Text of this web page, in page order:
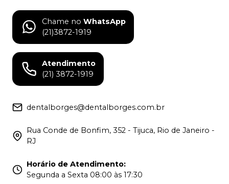
Chame no WhatsApp
(21)3872-1919
Atendimento
(21) 3872-1919
dentalborges@dentalborges.com.br
Rua Conde de Bonfim, 352 - Tijuca, Rio de Janeiro -
RJ
Horário de Atendimento:
Segunda a Sexta 08:00 às 17:30